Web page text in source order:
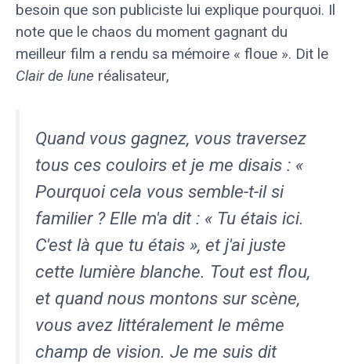
besoin que son publiciste lui explique pourquoi. Il
note que le chaos du moment gagnant du
meilleur film a rendu sa mémoire « floue ». Dit le
Clair de lune réalisateur,
Quand vous gagnez, vous traversez
tous ces couloirs et je me disais : «
Pourquoi cela vous semble-t-il si
familier ? Elle m'a dit : « Tu étais ici.
C'est là que tu étais », et j'ai juste
cette lumière blanche. Tout est flou,
et quand nous montons sur scène,
vous avez littéralement le même
champ de vision. Je me suis dit